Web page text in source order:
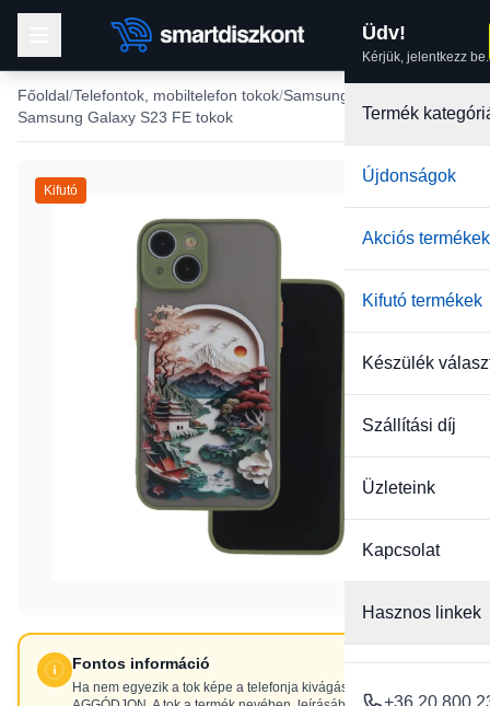
Üdv!
Kérjük, jelentkezz be.
Termék
Újdonságok
Akciós termékek
Kifutó termékek
Készülék
Szállítási díj
Üzleteink
Kapcsolat
Hasznos linkek
+36 20 800
Főoldal Telefontok, mobiltelefon tokok Samsung tokok
Samsung Galaxy S23 FE tokok
Fontos információ
Ha nem egyezik a tok képe a telefonja kivágásaival, NE
Kifutó